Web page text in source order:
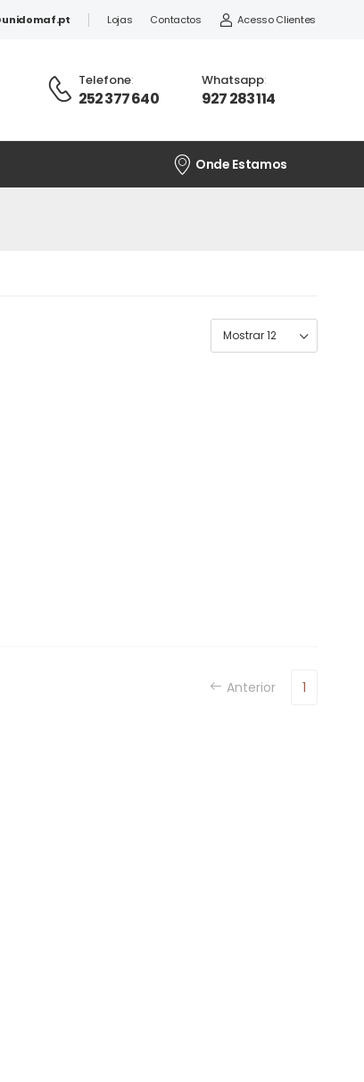
Lojas Contactos Acesso Clientes
Telefone:
252 377 640
Whatsapp:
927 283 114
Onde Estamos
Anterior 1